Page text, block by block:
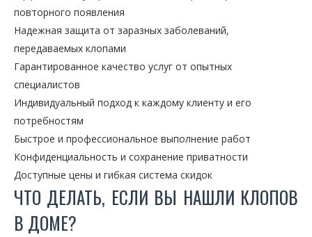
повторного появления
Надежная защита от заразных заболеваний,
передаваемых клопами
Гарантированное качество услуг от опытных
специалистов
Индивидуальный подход к каждому клиенту и его
потребностям
Быстрое и профессиональное выполнение работ
Конфиденциальность и сохранение приватности
Доступные цены и гибкая система скидок
ЧТО ДЕЛАТЬ, ЕСЛИ ВЫ НАШЛИ КЛОПОВ
В ДОМЕ?